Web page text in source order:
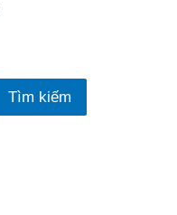
Tìm kiếm